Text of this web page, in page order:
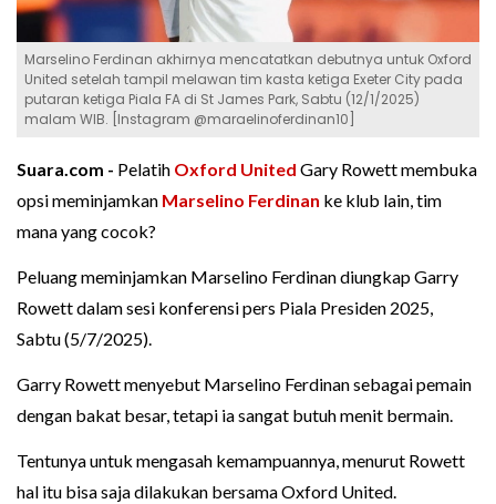
Marselino Ferdinan akhirnya mencatatkan debutnya untuk Oxford
United setelah tampil melawan tim kasta ketiga Exeter City pada
putaran ketiga Piala FA di St James Park, Sabtu (12/1/2025)
malam WIB. [Instagram @maraelinoferdinan10]
Suara.com - Pelatih Oxford United Gary Rowett membuka
opsi meminjamkan Marselino Ferdinan ke klub lain, tim
mana yang cocok?
Peluang meminjamkan Marselino Ferdinan diungkap Garry
Rowett dalam sesi konferensi pers Piala Presiden 2025,
Sabtu (5/7/2025).
Garry Rowett menyebut Marselino Ferdinan sebagai pemain
dengan bakat besar, tetapi ia sangat butuh menit bermain.
Tentunya untuk mengasah kemampuannya, menurut Rowett
hal itu bisa saja dilakukan bersama Oxford United.